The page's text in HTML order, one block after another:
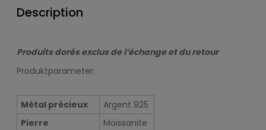
Description
Produits dorés exclus de l’échange et du retour
Produktparameter:
Métal précieux
Argent 925
Pierre
Moissanite